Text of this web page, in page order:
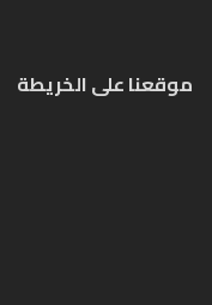
موقعنا على الخريطة